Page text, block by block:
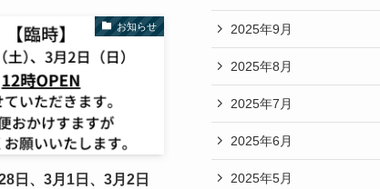
お知らせ
日、3月1日、3月2日
2025年9月
2025年8月
2025年7月
2025年6月
2025年5月